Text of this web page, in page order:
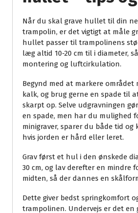
Når du skal grave hullet til din
trampolin, er det vigtigt at måle
hullet passer til trampolinens
læg altid 10-20 cm til i diameter,
montering og luftcirkulation.
Begynd med at markere området
kalk, og brug gerne en spade til
skarpt op. Selve udgravningen
en spade, men har du mulighed
minigraver, sparer du både tid
hvis jorden er hård eller leret.
Grav først et hul i den ønskede
30 cm, og lav derefter en mindre
midten, så der dannes en
Dette giver bedst springkomfort
trampolinen. Undervejs er det en